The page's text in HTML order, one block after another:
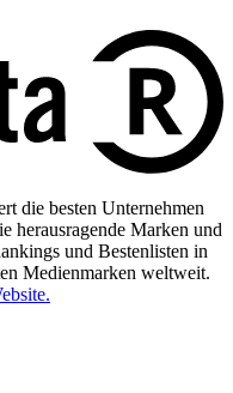
die besten Unternehmen
herausragende Marken und
und Bestenlisten in
Medienmarken weltweit.